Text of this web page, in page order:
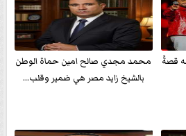
قصةً
محمد مجدي صالح امين حماة الوطن
بالشيخ زايد مصر هي ضمير وقلب...